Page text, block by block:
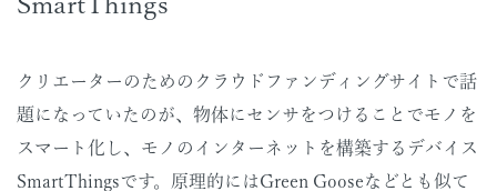
クリエーターのためのクラウドファンディングサイトで話
題になっていたのが、物体にセンサをつけることでモノを
スマート化し、モノのインターネットを構築するデバイス
SmartThingsです。原理的にはGreen Gooseなどとも似て